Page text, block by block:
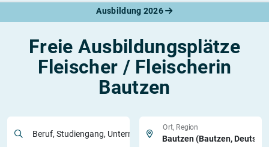
Ausbildung 2026
Freie Ausbildungsplätze
Fleischer / Fleischerin
Bautzen
Beruf, Studiengang, Unternehmen
Ort, Region